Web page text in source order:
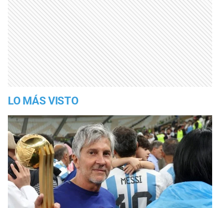
LO MÁS VISTO